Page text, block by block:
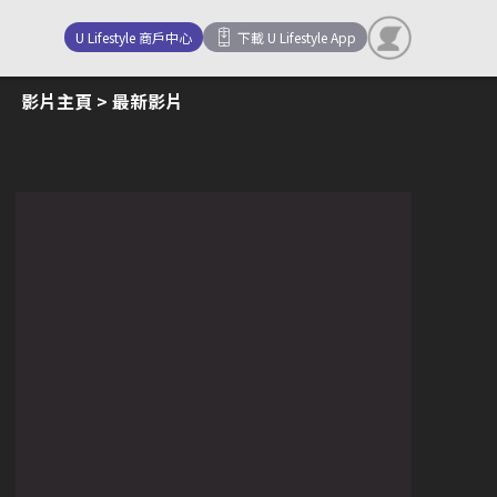
U Lifestyle 商戶中心 下載 U Lifestyle App
影片主頁 > 最新影片